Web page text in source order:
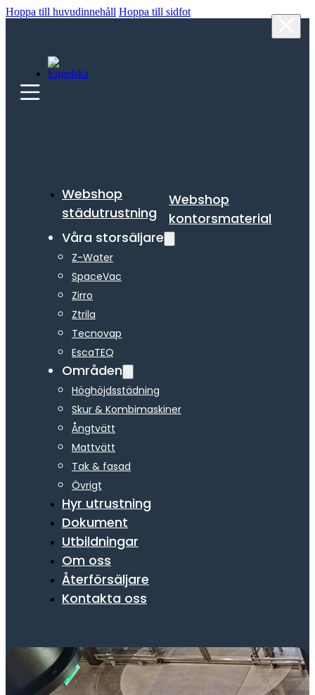
Hoppa till huvudinnehåll Hoppa till sidfot
Webshop
städutrustning
Webshop
kontorsmaterial
Våra storsäljare
Z-Water
SpaceVac
Zirro
Ztrila
Tecnovap
EscaTEQ
Områden
Höghöjdsstädning
Skur & Kombimaskiner
Ångtvätt
Mattvätt
Tak & fasad
Övrigt
Hyr utrustning
Dokument
Utbildningar
Om oss
Återförsäljare
Kontakta oss